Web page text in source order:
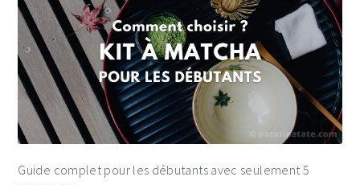
Guide complet pour les débutants avec seulement 5